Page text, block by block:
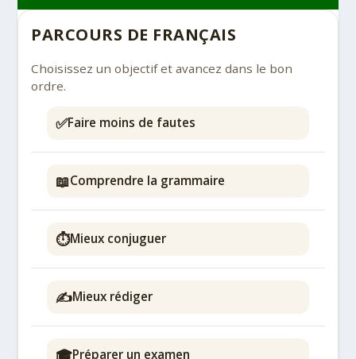
PARCOURS DE FRANÇAIS
Choisissez un objectif et avancez dans le bon
ordre.
✅Faire moins de fautes
📖Comprendre la grammaire
⏱️Mieux conjuguer
✍️Mieux rédiger
🎓Préparer un examen